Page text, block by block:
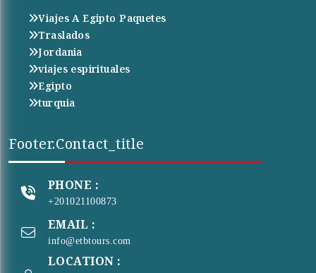
Viajes A Egipto Paquetes
Traslados
Jordania
viajes espirituales
Egipto
turquia
Footer.contact_title
PHONE :
+201021100873
EMAIL :
info@etbtours.com
LOCATION :